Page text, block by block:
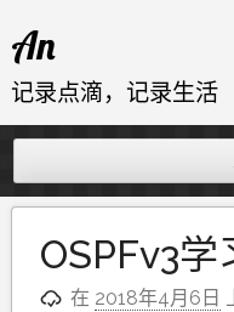
至
内
An
记录点滴，记录生活
OSPFv3学
在 2018年4月6日